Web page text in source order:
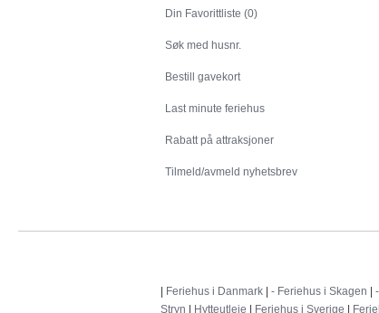
Din Favorittliste (0)
Søk med husnr.
Bestill gavekort
Last minute feriehus
Rabatt på attraksjoner
Tilmeld/avmeld nyhetsbrev
| Feriehus i Danmark | - Feriehus i Skagen |
Stryn | Hytteutleie | Feriehus i Sverige |